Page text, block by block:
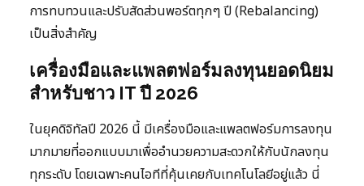
การทบทวนและปรับสัดส่วนพอร์ตทุกๆ ปี (Rebalancing)
เป็นสิ่งสำคัญ
เครื่องมือและแพลตฟอร์มลงทุนยอดนิยม
สำหรับชาว IT ปี 2026
ในยุคดิจิทัลปี 2026 นี้ มีเครื่องมือและแพลตฟอร์มการลงทุน
มากมายที่ออกแบบมาเพื่ออำนวยความสะดวกให้กับนักลงทุน
ทุกระดับ โดยเฉพาะคนไอทีที่คุ้นเคยกับเทคโนโลยีอยู่แล้ว นี่